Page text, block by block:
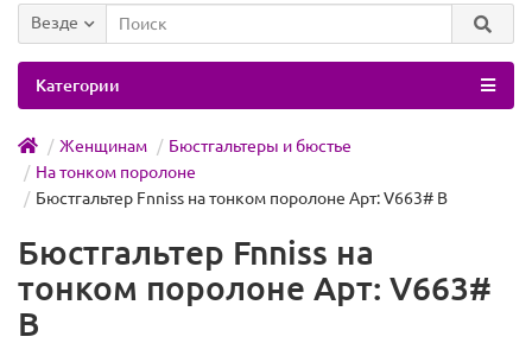
Везде
Категории
Женщинам
Бюстгальтеры и бюстье
На тонком поролоне
Бюстгальтер Fnniss на тонком поролоне Арт: V663# B
Бюстгальтер Fnniss на
тонком поролоне Арт: V663#
B